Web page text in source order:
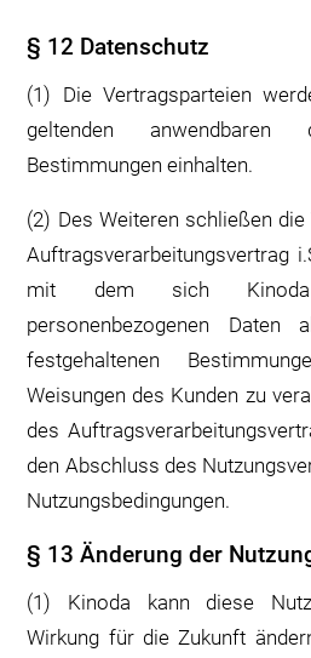
§ 12 Datenschutz
(1) Die Vertragsparteien
geltenden anwendbaren
Bestimmungen einhalten.
(2) Des Weiteren schließen
Auftragsverarbeitungsvertrag
mit dem sich Kinoda
personenbezogenen
festgehaltenen
Weisungen des Kunden zu
des
den Abschluss des
Nutzungsbedingungen.
§ 13 Änderung der
(1) Kinoda kann diese
Wirkung für die Zukunft